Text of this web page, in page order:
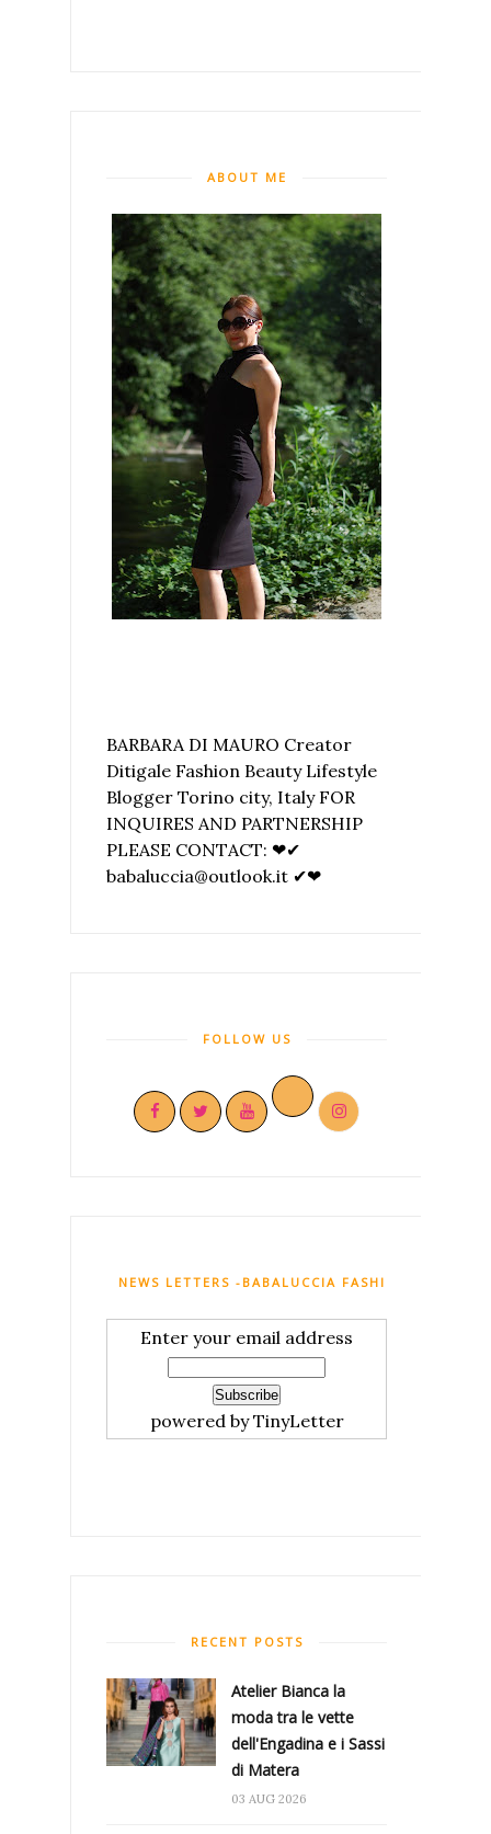
ABOUT ME
BARBARA DI MAURO Creator
Ditigale Fashion Beauty Lifestyle
Blogger Torino city, Italy FOR
INQUIRES AND PARTNERSHIP
PLEASE CONTACT: ❤✔
babaluccia@outlook.it ✔❤
FOLLOW US
NEWS LETTERS -BABALUCCIA FASHION AND MY
Enter your email address
powered by TinyLetter
RECENT POSTS
Atelier Bianca​ la
moda tra le vette
dell'Engadina e i Sassi
di Matera
03 AUG 2026